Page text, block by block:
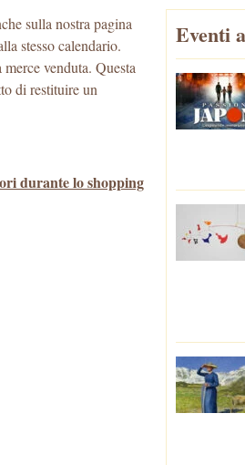
sulla nostra pagina
stesso calendario.
venduta. Questa
di restituire un
durante lo shopping
Eventi